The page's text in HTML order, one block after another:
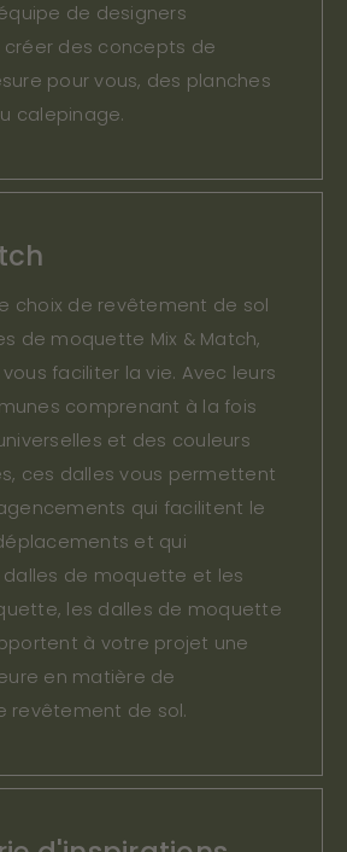
de designers
des concepts de
pour vous, des planches
calepinage.
choix de revêtement de sol
de moquette Mix & Match,
faciliter la vie. Avec leurs
comprenant à la fois
et des couleurs
ces dalles vous permettent
qui facilitent le
et qui
de moquette et les
les dalles de moquette
à votre projet une
en matière de
revêtement de sol.